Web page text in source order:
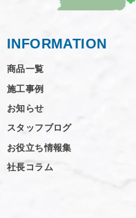
INFORMATION
商品一覧
施工事例
お知らせ
スタッフブログ
お役立ち情報集
社長コラム